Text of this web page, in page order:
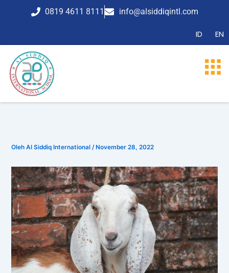
0819 4611 8111 info@alsiddiqintl.com
ID EN
OlehAl Siddiq International/November 28, 2022